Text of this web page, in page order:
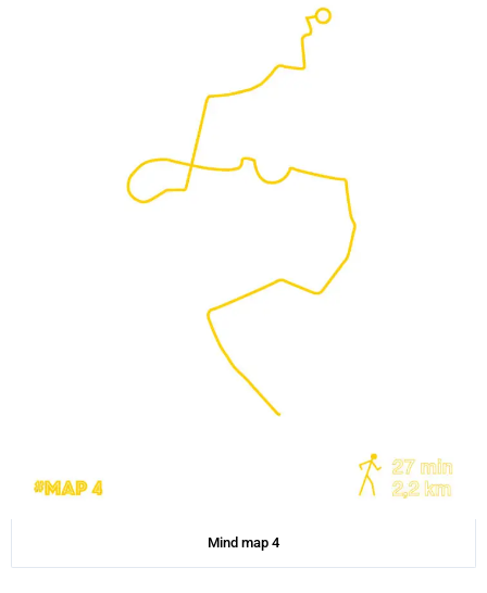
Mind map 4